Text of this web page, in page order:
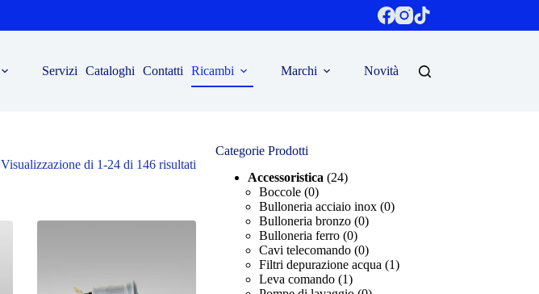
Servizi Cataloghi Contatti Ricambi Marchi Novità
Visualizzazione di 1-24 di 146 risultati
Categorie Prodotti
Accessoristica (24)
Boccole (0)
Bulloneria acciaio inox (0)
Bulloneria bronzo (0)
Bulloneria ferro (0)
Cavi telecomando (0)
Filtri depurazione acqua (1)
Leva comando (1)